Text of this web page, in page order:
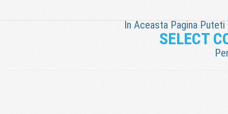
In Aceasta Pagina
SELECT